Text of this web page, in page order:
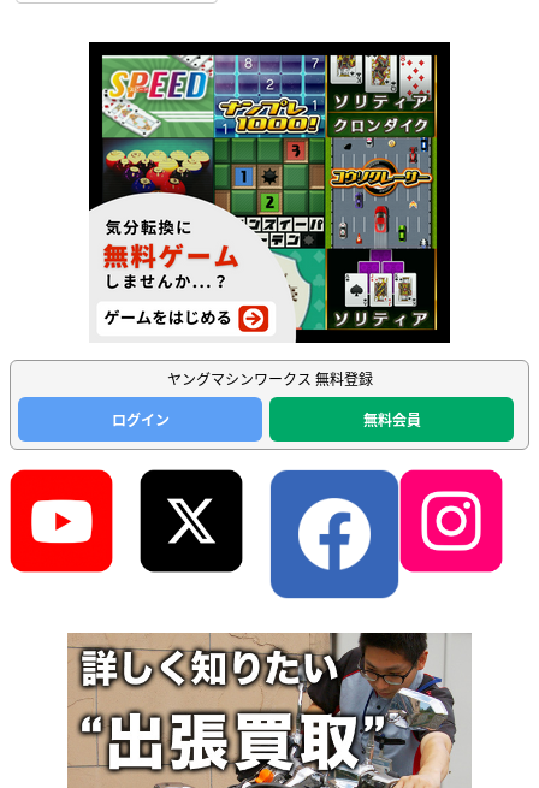
ヤングマシンワークス 無料登録
ログイン
無料会員